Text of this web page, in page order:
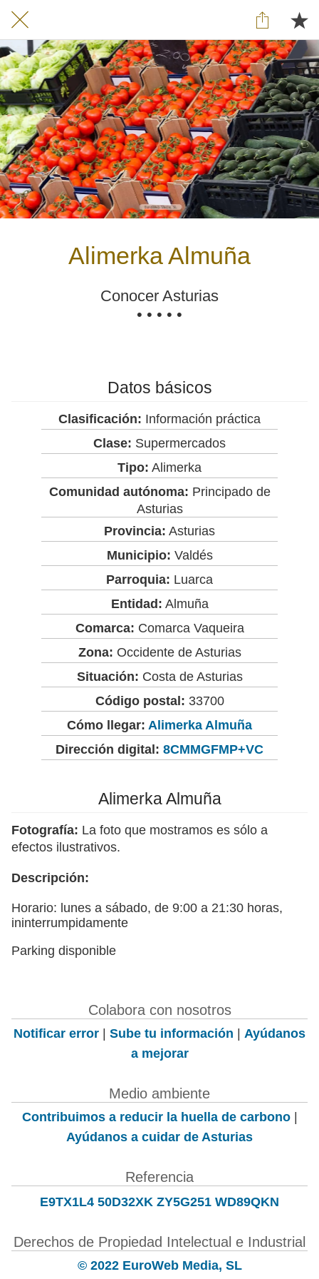
Alimerka Almuña
Conocer Asturias
• • • • •
Datos básicos
Clasificación: Información práctica
Clase: Supermercados
Tipo: Alimerka
Comunidad autónoma: Principado de
Asturias
Provincia: Asturias
Municipio: Valdés
Parroquia: Luarca
Entidad: Almuña
Comarca: Comarca Vaqueira
Zona: Occidente de Asturias
Situación: Costa de Asturias
Código postal: 33700
Cómo llegar: Alimerka Almuña
Dirección digital: 8CMMGFMP+VC
Alimerka Almuña
Fotografía: La foto que mostramos es sólo a
efectos ilustrativos.
Descripción:
Horario: lunes a sábado, de 9:00 a 21:30 horas,
ininterrumpidamente
Parking disponible
Colabora con nosotros
Notificar error | Sube tu información | Ayúdanos
a mejorar
Medio ambiente
Contribuimos a reducir la huella de carbono|
Ayúdanos a cuidar de Asturias
Referencia
E9TX1L4 50D32XK ZY5G251 WD89QKN
Derechos de Propiedad Intelectual e Industrial
© 2022 EuroWeb Media, SL